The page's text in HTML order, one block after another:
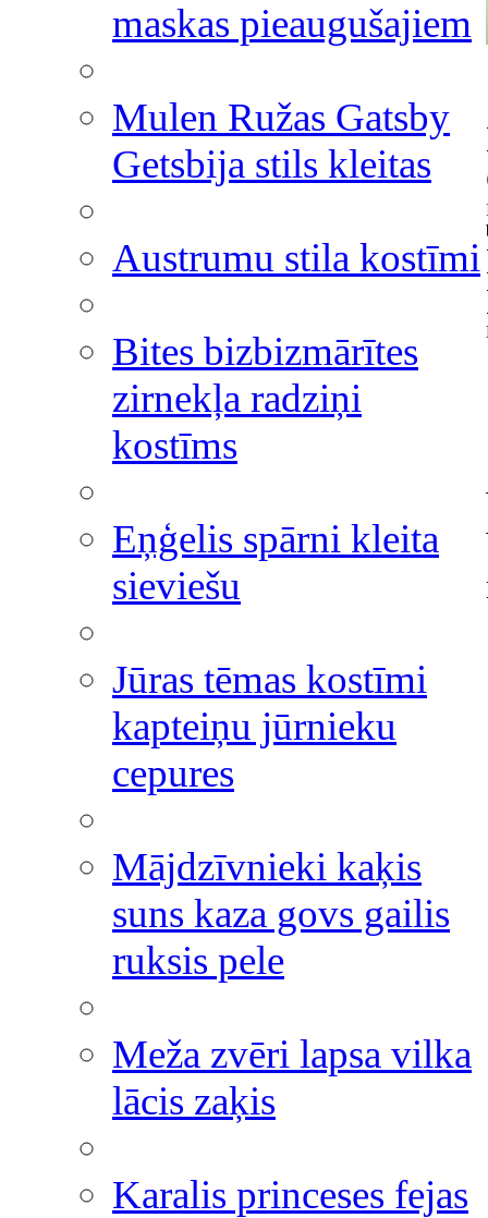
maskas pieaugušajiem
Mulen Ružas Gatsby
Getsbija stils kleitas
Austrumu stila kostīmi
Bites bizbizmārītes
zirnekļa radziņi
kostīms
Eņģelis spārni kleita
sieviešu
Jūras tēmas kostīmi
kapteiņu jūrnieku
cepures
Mājdzīvnieki kaķis
suns kaza govs gailis
ruksis pele
Meža zvēri lapsa vilka
lācis zaķis
Karalis princeses fejas